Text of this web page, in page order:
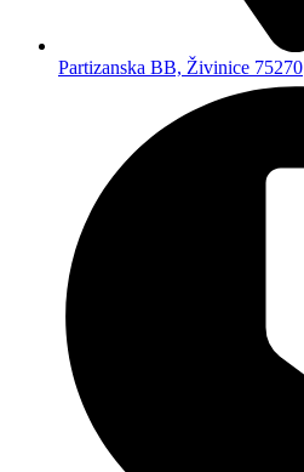
Partizanska BB, Živinice 75270